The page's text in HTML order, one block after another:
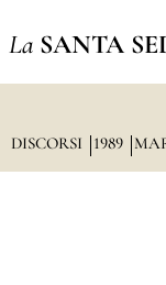
La SANTA
DISCORSI 1989